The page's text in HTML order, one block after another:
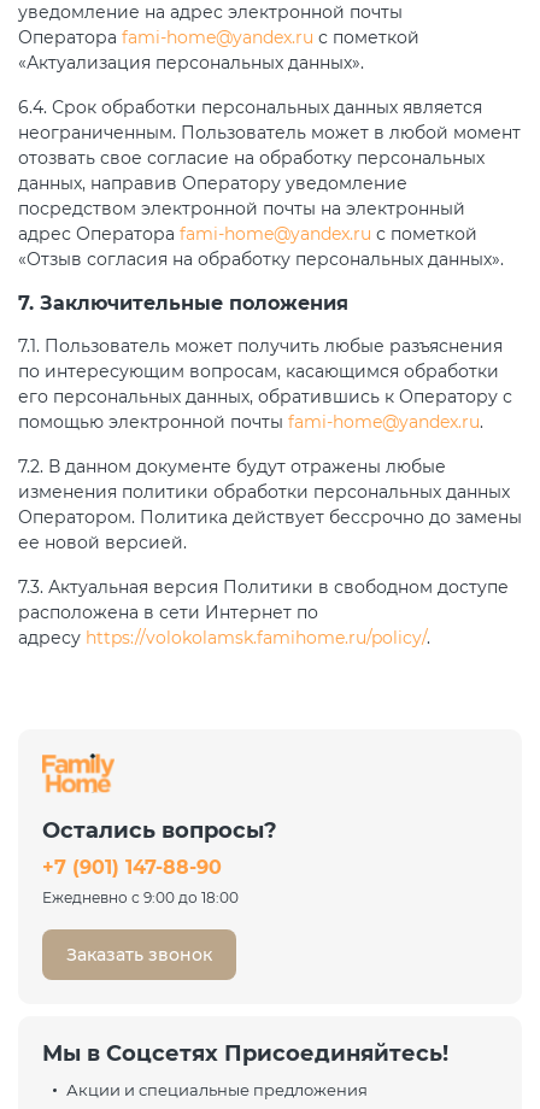
уведомление на адрес электронной почты
Оператора fami-home@yandex.ru с пометкой
«Актуализация персональных данных».
6.4. Срок обработки персональных данных является
неограниченным. Пользователь может в любой момент
отозвать свое согласие на обработку персональных
данных, направив Оператору уведомление
посредством электронной почты на электронный
адрес Оператора fami-home@yandex.ru с пометкой
«Отзыв согласия на обработку персональных данных».
7. Заключительные положения
7.1. Пользователь может получить любые разъяснения
по интересующим вопросам, касающимся обработки
его персональных данных, обратившись к Оператору с
помощью электронной почты fami-home@yandex.ru.
7.2. В данном документе будут отражены любые
изменения политики обработки персональных данных
Оператором. Политика действует бессрочно до замены
ее новой версией.
7.3. Актуальная версия Политики в свободном доступе
расположена в сети Интернет по
адресу https://volokolamsk.famihome.ru/policy/.
Остались вопросы?
+7 (901) 147-88-90
Ежедневно с 9:00 до 18:00
Заказать звонок
Мы в Соцсетях Присоединяйтесь!
Акции и специальные предложения